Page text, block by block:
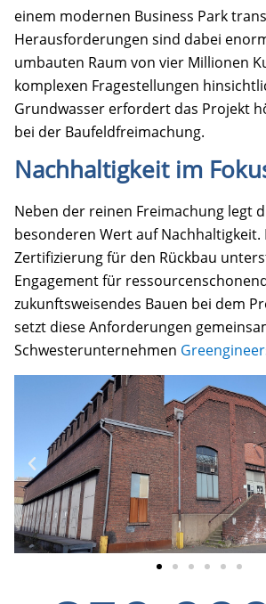
einem modernen Business Park
Herausforderungen sind dabei
umbauten Raum von vier Millionen
komplexen Fragestellungen
Grundwasser erfordert das Projekt
bei der Baufeldfreimachung.
Nachhaltigkeit im
Neben der reinen Freimachung legt
besonderen Wert auf Nachhaltigkeit.
Zertifizierung für den Rückbau
Engagement für
zukunftsweisendes Bauen bei dem
setzt diese Anforderungen
Schwesterunternehmen